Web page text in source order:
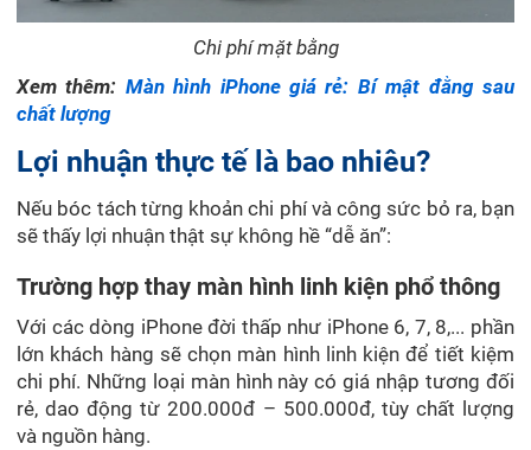
Chi phí mặt bằng
Xem thêm: Màn hình iPhone giá rẻ: Bí mật đằng sau
chất lượng
Lợi nhuận thực tế là bao nhiêu?
Nếu bóc tách từng khoản chi phí và công sức bỏ ra, bạn
sẽ thấy lợi nhuận thật sự không hề “dễ ăn”:
Trường hợp thay màn hình linh kiện phổ thông
Với các dòng iPhone đời thấp như iPhone 6, 7, 8,... phần
lớn khách hàng sẽ chọn màn hình linh kiện để tiết kiệm
chi phí. Những loại màn hình này có giá nhập tương đối
rẻ, dao động từ 200.000đ – 500.000đ, tùy chất lượng
và nguồn hàng.